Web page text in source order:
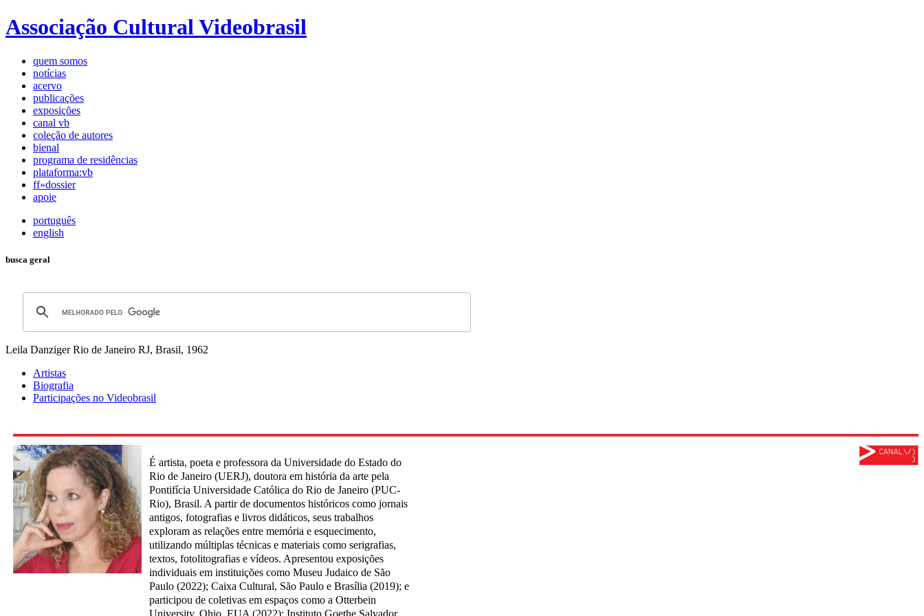
Associação Cultural Videobrasil
quem somos
notícias
acervo
publicações
exposições
canal vb
coleção de autores
bienal
programa de residências
plataforma:vb
ff»dossier
apoie
português
english
busca geral
Leila Danziger Rio de Janeiro RJ, Brasil, 1962
Artistas
Biografia
Participações no Videobrasil
É artista, poeta e professora da Universidade do Estado do
Rio de Janeiro (UERJ), doutora em história da arte pela
Pontifícia Universidade Católica do Rio de Janeiro (PUC-
Rio), Brasil. A partir de documentos históricos como jornais
antigos, fotografias e livros didáticos, seus trabalhos
exploram as relações entre memória e esquecimento,
utilizando múltiplas técnicas e materiais como serigrafias,
textos, fotolitografias e vídeos. Apresentou exposições
individuais em instituições como Museu Judaico de São
Paulo (2022); Caixa Cultural, São Paulo e Brasília (2019); e
participou de coletivas em espaços como a Otterbein